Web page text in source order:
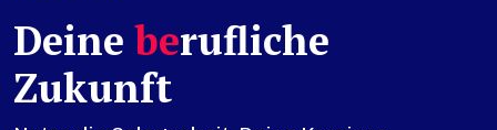
Deineberufliche
Zukunft